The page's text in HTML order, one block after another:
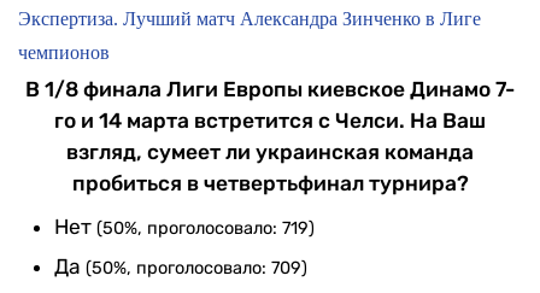
Экспертиза. Лучший матч Александра Зинченко в Лиге
чемпионов
В 1/8 финала Лиги Европы киевское Динамо 7-
го и 14 марта встретится с Челси. На Ваш
взгляд, сумеет ли украинская команда
пробиться в четвертьфинал турнира?
Нет (50%, проголосовало: 719)
Да (50%, проголосовало: 709)